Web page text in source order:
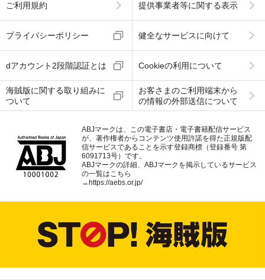
ご利用規約 提供事業者等に関する表示
プライバシーポリシー 健全なサービスに向けて
dアカウント2段階認証とは Cookieの利用について
海賊版に関する取り組みに
ついて
お客さまのご利用端末から
の情報の外部送信について
ABJマークは、この電子書店・電子書籍配信サービス
が、著作権者からコンテンツ使用許諾を得た正規版配
信サービスであることを示す登録商標（登録番号 第
6091713号）です。
ABJマークの詳細、ABJマークを掲示しているサービス
の一覧はこちら
→ https://aebs.or.jp/